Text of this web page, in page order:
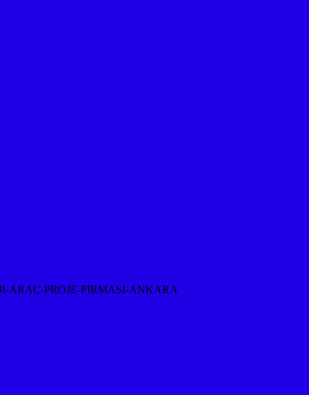
ARAÇ-PROJE-FİRMASI-ANKARA